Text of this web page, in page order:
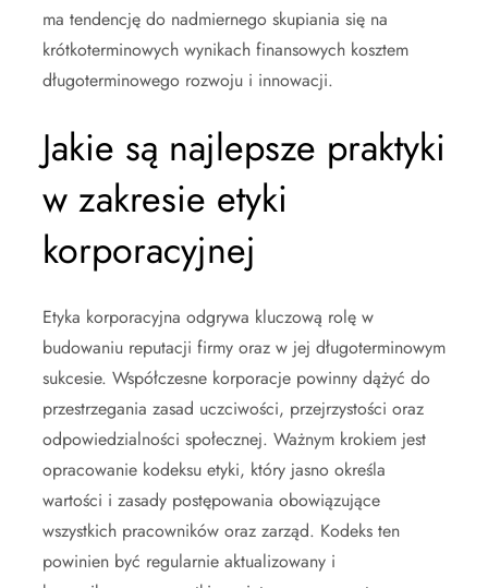
ma tendencję do nadmiernego skupiania się na
krótkoterminowych wynikach finansowych kosztem
długoterminowego rozwoju i innowacji.
Jakie są najlepsze praktyki
w zakresie etyki
korporacyjnej
Etyka korporacyjna odgrywa kluczową rolę w
budowaniu reputacji firmy oraz w jej długoterminowym
sukcesie. Współczesne korporacje powinny dążyć do
przestrzegania zasad uczciwości, przejrzystości oraz
odpowiedzialności społecznej. Ważnym krokiem jest
opracowanie kodeksu etyki, który jasno określa
wartości i zasady postępowania obowiązujące
wszystkich pracowników oraz zarząd. Kodeks ten
powinien być regularnie aktualizowany i